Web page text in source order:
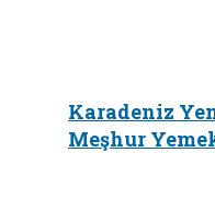
Karadeniz
Meşhur